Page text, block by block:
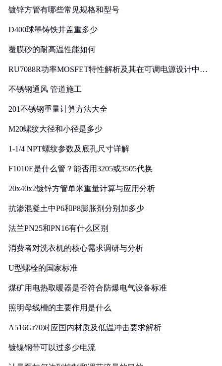
镀锌方管有哪些常见规格和型号
D400球墨铸铁井盖重多少
覆膜砂的耐高温性能如何
RU7088R功率MOSFET特性解析及其在可调电源设计中的
不锈钢通风 管道施工
201不锈钢重量计算方法大全
M20螺纹大径和小径是多少
1-1/4 NPT螺纹参数及底孔尺寸详解
F1010E是什么管？能否用3205或3505代换
20x40x2镀锌方管单米重量计算与应用分析
抗渗混凝土中P6和P8膨胀剂分别加多少
法兰PN25和PN16有什么区别
消费者对洗衣机的核心需求调研与分析
U型螺栓的国家标准
煤矿用电热取暖器是否符合防爆电气设备标准
照明母线槽的主要作用是什么
A516Gr70对应国内材质及低温冲击要求解析
镀镍钢带可以过多少电流